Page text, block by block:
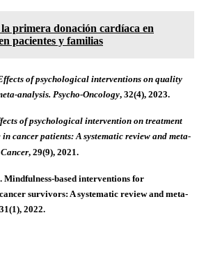
primera donación cardíaca en
pacientes y familias
of psychological interventions on quality
analysis. Psycho-Oncology, 32(4), 2023.
of psychological intervention on treatment
cancer patients: A systematic review and meta-
, 29(9), 2021.
Mindfulness-based interventions for
survivors: A systematic review and meta-
2022.